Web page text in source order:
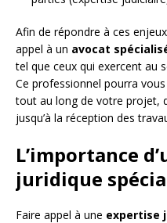
Afin de répondre à ces
appel à un avocat
tel que ceux qui exercent au
Ce professionnel pourra
tout au long de votre projet,
jusqu’à la réception des
L’importance
juridique
Faire appel à une expertise